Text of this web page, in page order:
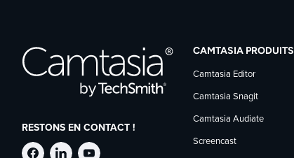
RESTONS EN CONTACT !
CAMTASIA PRODUITS
Camtasia Editor
Camtasia Snagit
Camtasia Audiate
Screencast